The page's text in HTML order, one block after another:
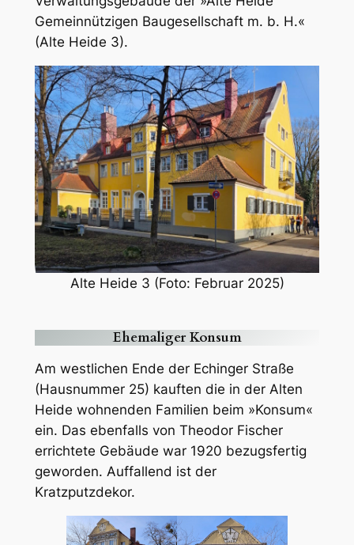
Gemeinnützigen Baugesellschaft m. b. H.«
(Alte Heide 3).
Alte Heide 3 (Foto: Februar 2025)
Ehemaliger Konsum
Am westlichen Ende der Echinger Straße
(Hausnummer 25) kauften die in der Alten
Heide wohnenden Familien beim »Konsum«
ein. Das ebenfalls von Theodor Fischer
errichtete Gebäude war 1920 bezugsfertig
geworden. Auffallend ist der
Kratzputzdekor.